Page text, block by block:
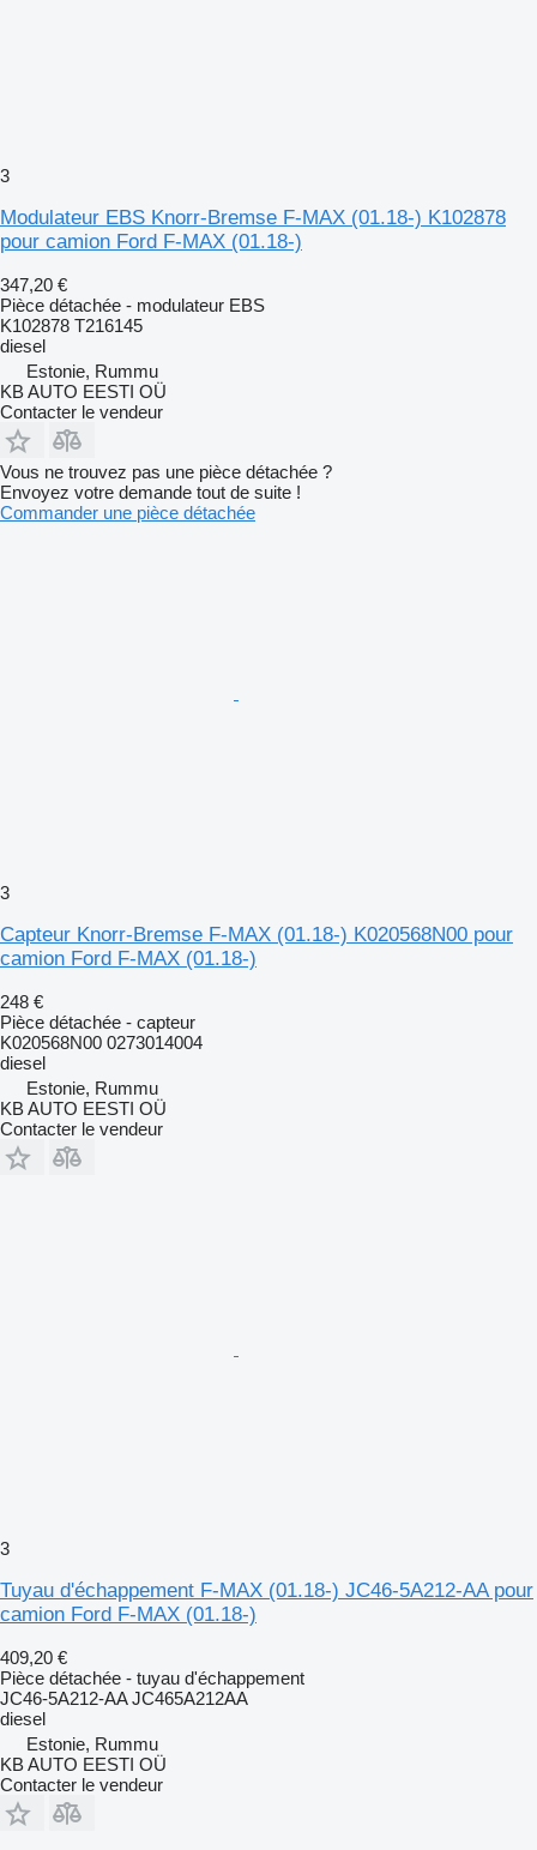
3
Modulateur EBS Knorr-Bremse F-MAX (01.18-) K102878
pour camion Ford F-MAX (01.18-)
347,20 €
Pièce détachée - modulateur EBS
K102878 T216145
diesel
Estonie, Rummu
KB AUTO EESTI OÜ
Contacter le vendeur
Vous ne trouvez pas une pièce détachée ?
Envoyez votre demande tout de suite !
Commander une pièce détachée
3
Capteur Knorr-Bremse F-MAX (01.18-) K020568N00 pour
camion Ford F-MAX (01.18-)
248 €
Pièce détachée - capteur
K020568N00 0273014004
diesel
Estonie, Rummu
KB AUTO EESTI OÜ
Contacter le vendeur
3
Tuyau d'échappement F-MAX (01.18-) JC46-5A212-AA pour
camion Ford F-MAX (01.18-)
409,20 €
Pièce détachée - tuyau d'échappement
JC46-5A212-AA JC465A212AA
diesel
Estonie, Rummu
KB AUTO EESTI OÜ
Contacter le vendeur